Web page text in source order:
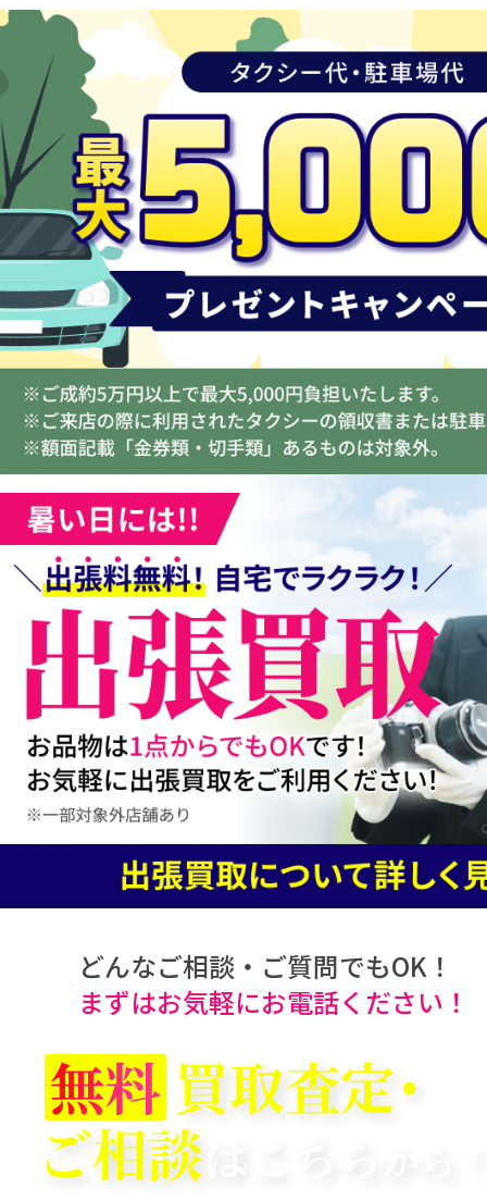
どんなご相談・ご質問でもOK！
まずはお気軽にお電話ください！
無料 買取査定･
ご相談